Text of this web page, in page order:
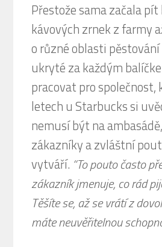
Přestože sama začala
kávových zrnek z farmy
o různé oblasti
ukryté za každým
pracovat pro
letech u Starbucks si
nemusí být na
zákazníky a zvláštní
vytváří. “To pouto často
zákazník jmenuje, co rád
Těšíte se, až se vrátí z
máte neuvěřitelnou